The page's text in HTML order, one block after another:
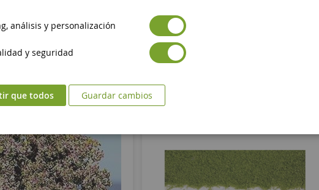
análisis y personalización
y seguridad
que todos Guardar cambios